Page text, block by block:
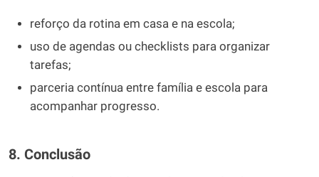
reforço da rotina em casa e na escola;
uso de agendas ou checklists para organizar
tarefas;
parceria contínua entre família e escola para
acompanhar progresso.
8. Conclusão